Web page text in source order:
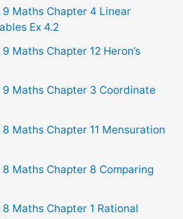
9 Maths Chapter 4 Linear
Ex 4.2
Maths Chapter 12 Heron’s
9 Maths Chapter 3 Coordinate
8 Maths Chapter 11 Mensuration
8 Maths Chapter 8 Comparing
8 Maths Chapter 1 Rational